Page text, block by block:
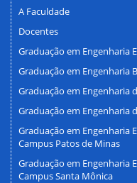
A Faculdade
Docentes
Graduação em Engenharia
Graduação em Engenharia
Graduação em Engenharia
Graduação em Engenharia
Graduação em Engenharia
Campus Patos de Minas
Graduação em Engenharia
Campus Santa Mônica